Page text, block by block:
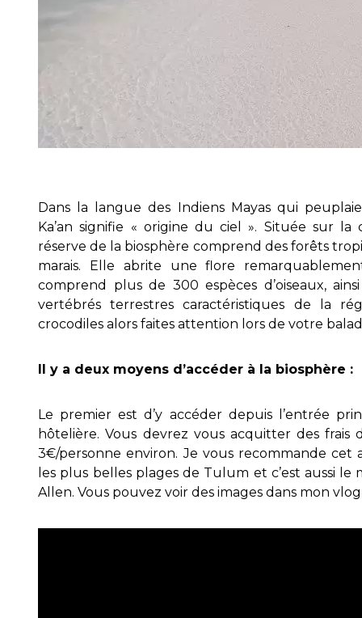
Dans la langue des Indiens Mayas qui
Ka’an signifie « origine du ciel ». Située sur
réserve de la biosphère comprend des forêts
marais. Elle abrite une flore
comprend plus de 300 espèces d’oiseaux,
vertébrés terrestres caractéristiques de la
crocodiles alors faites attention lors de votre
Il y a deux moyens d’accéder à la biosphère :
Le premier est d’y accéder depuis l’entrée
hôtelière. Vous devrez vous acquitter des frais
3€/personne environ. Je vous recommande cet
les plus belles plages de Tulum et c’est aussi le
Allen. Vous pouvez voir des images dans mon